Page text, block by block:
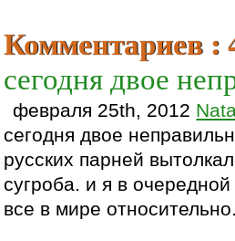
Комментариев :
сегодня двое
февраля 25th, 2012
сегодня двое
русских парней
сугроба. и я в
все в мире относительно.